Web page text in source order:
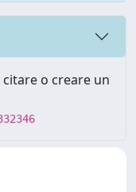
o creare un